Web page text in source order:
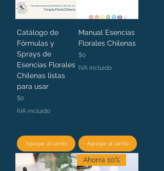
Catálogo de
Fórmulas y
Sprays de
Esencias Florales
Chilenas listas
para usar
Precio
$0
IVA incluido
Agregar al carrito
Manual Esencias
Florales Chilenas
Precio
$0
IVA incluido
Agregar al carrito
Ahorra 10%